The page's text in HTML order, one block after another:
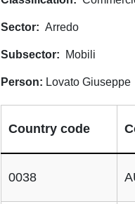
Sector Arredo
Subsector Mobili
Person Lovato Giuseppe
Country code
0038